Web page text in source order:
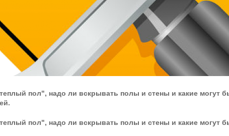
пол", надо ли вскрывать полы и стены и какие могут
пол", надо ли вскрывать полы и стены и какие могут